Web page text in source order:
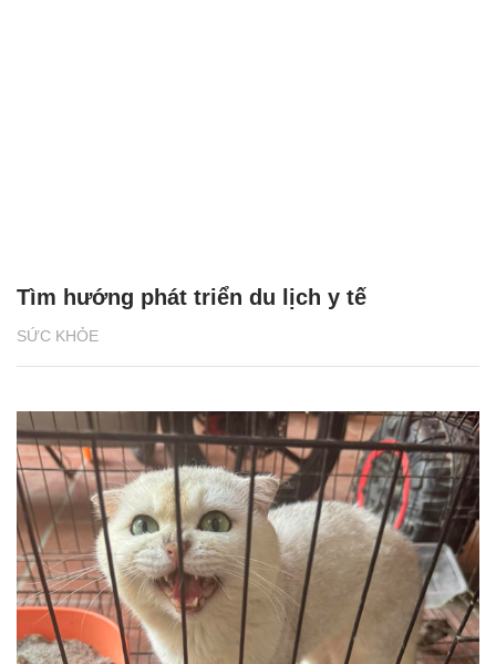
SỨC KHỎE
Tìm hướng phát triển du lịch y tế